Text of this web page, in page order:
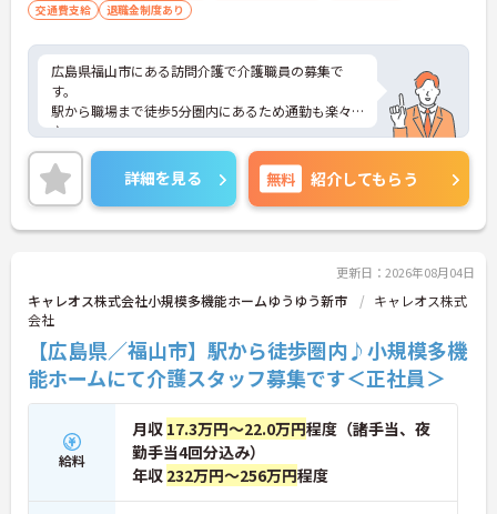
交通費支給
退職金制度あり
広島県福山市にある訪問介護で介護職員の募集で
す。
駅から職場まで徒歩5分圏内にあるため通勤も楽々
♪
現場経験のない方でもチャレンジできる職場で、丁
寧な研修とフォロー体制で、経験に関わらず安心し
てスタートできます。昇給、賞与があるのは嬉しい
ポイントです◎
こちらの求人にご興味がございましたら面接のポイ
詳細を見る 無料 紹介してもらう
更新日：2026年08月04日
キャレオス株式会社小規模多機能ホームゆうゆう新市
キャレオス株式
会社
【広島県／福山市】駅から徒歩圏内♪小規模多機
能ホームにて介護スタッフ募集です＜正社員＞
給料
月収 17.3万円～22.0万円程度（諸手当、夜
勤手当4回分込み）
年収 232万円～256万円程度